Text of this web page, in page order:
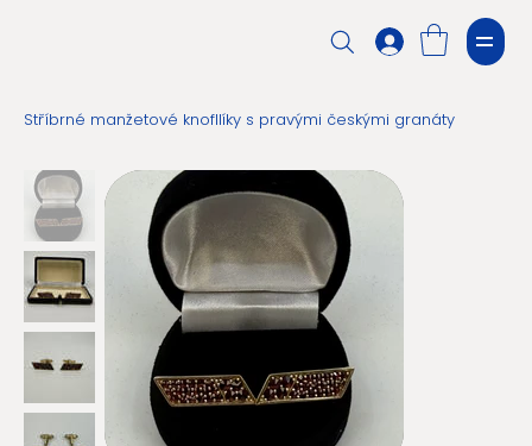
Stříbrné manžetové knofllíky s pravými českými granáty